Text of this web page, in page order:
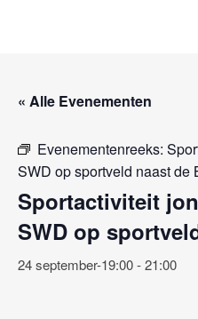
WIJ ZETTEN ONS IN
« Alle Evenementen
Evenementenreeks:
SWD op sportveld naast de
Sportactiviteit
SWD op
24 september-19:00-21:00